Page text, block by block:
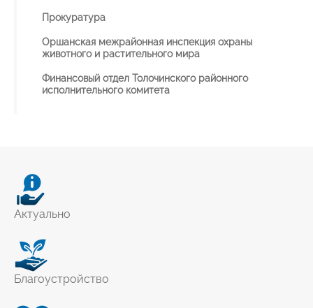
Прокуратура
Оршанская межрайонная инспекция охраны
животного и растительного мира
Финансовый отдел Толочинского районного
исполнительного комитета
Актуально
Благоустройство